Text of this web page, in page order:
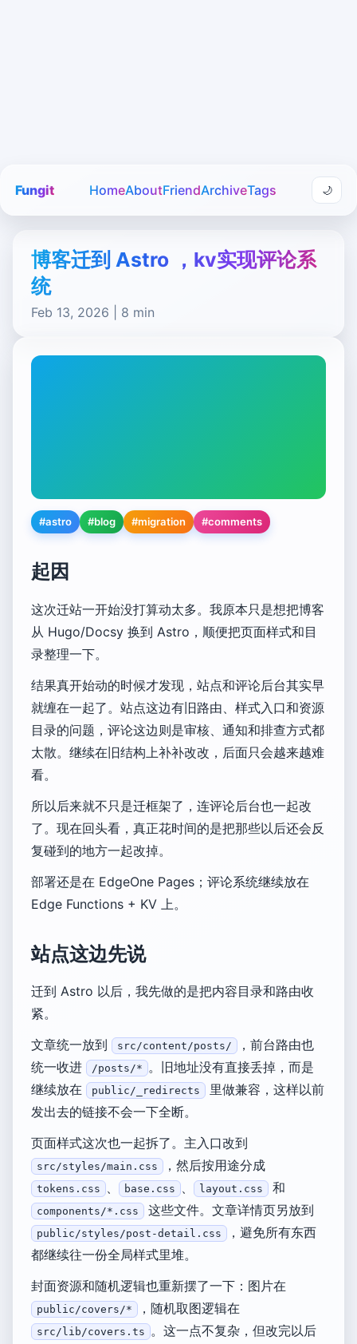
Fungit HomeAboutFriendArchiveTags 🌙
博客迁到 Astro ，kv实现评论系
统
Feb 13, 2026 | 8 min
#astro #blog #migration #comments
起因
这次迁站一开始没打算动太多。我原本只是想把博客
从 Hugo/Docsy 换到 Astro，顺便把页面样式和目
录整理一下。
结果真开始动的时候才发现，站点和评论后台其实早
就缠在一起了。站点这边有旧路由、样式入口和资源
目录的问题，评论这边则是审核、通知和排查方式都
太散。继续在旧结构上补补改改，后面只会越来越难
看。
所以后来就不只是迁框架了，连评论后台也一起改
了。现在回头看，真正花时间的是把那些以后还会反
复碰到的地方一起改掉。
部署还是在 EdgeOne Pages；评论系统继续放在
Edge Functions + KV 上。
站点这边先说
迁到 Astro 以后，我先做的是把内容目录和路由收
紧。
文章统一放到
src/content/posts/
，前台路由也
统一收进
/posts/*
。旧地址没有直接丢掉，而是
继续放在
public/_redirects
里做兼容，这样以前
发出去的链接不会一下全断。
页面样式这次也一起拆了。主入口改到
src/styles/main.css ，然后按用途分成
tokens.css 、 base.css 、 layout.css 和
components/*.css 这些文件。文章详情页另放到
public/styles/post-detail.css
，避免所有东西
都继续往一份全局样式里堆。
封面资源和随机逻辑也重新摆了一下：图片在
public/covers/* ，随机取图逻辑在
src/lib/covers.ts 。这一点不复杂，但改完以后